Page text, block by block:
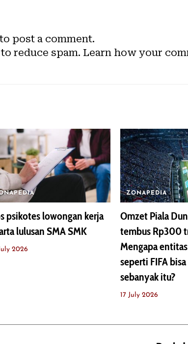
post a comment.
reduce spam. Learn how your
psikotes lowongan kerja
lulusan SMA SMK
2026
ZONAPEDIA
Omzet Piala
tembus Rp300
Mengapa
seperti FIFA bisa
sebanyak itu?
17 July 2026